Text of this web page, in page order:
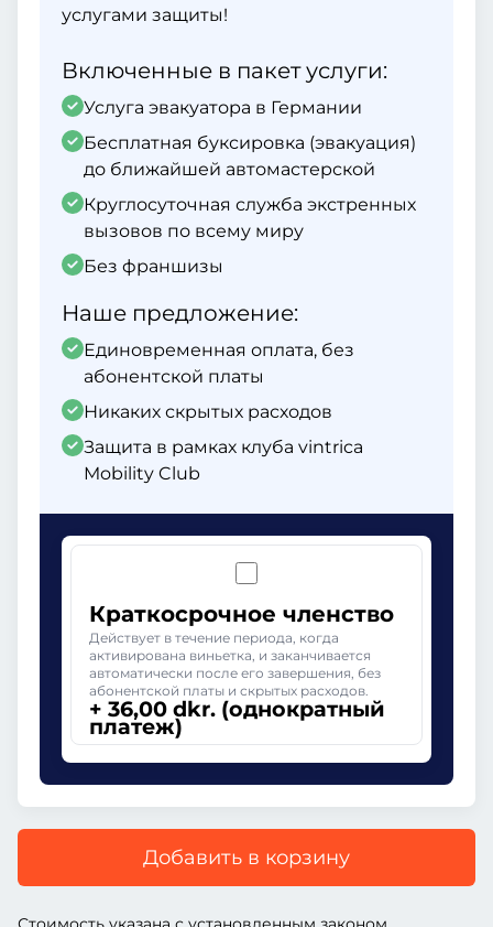
услугами защиты!
Включенные в пакет услуги:
Услуга эвакуатора в Германии
Бесплатная буксировка (эвакуация)
до ближайшей автомастерской
Круглосуточная служба экстренных
вызовов по всему миру
Без франшизы
Наше предложение:
Единовременная оплата, без
абонентской платы
Никаких скрытых расходов
Защита в рамках клуба vintrica
Mobility Club
Краткосрочное членство
Действует в течение периода, когда
активирована виньетка, и заканчивается
автоматически после его завершения, без
абонентской платы и скрытых расходов.
+ 36,00 dkr. (однократный
платеж)
Добавить в корзину